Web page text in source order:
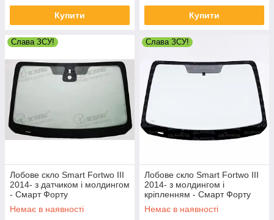
Купити Купити
Слава ЗСУ!
Лобове скло Smart Fortwo III
2014- з датчиком і молдингом
- Смарт Форту
Немає в наявності
Слава ЗСУ!
Лобове скло Smart Fortwo III
2014- з молдингом і
кріпленням - Смарт Форту
Немає в наявності